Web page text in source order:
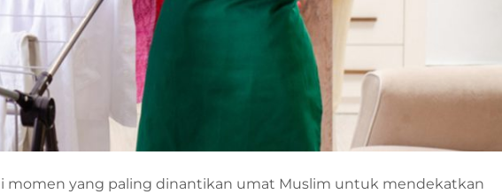
momen yang paling dinantikan umat Muslim untuk mendekatkan